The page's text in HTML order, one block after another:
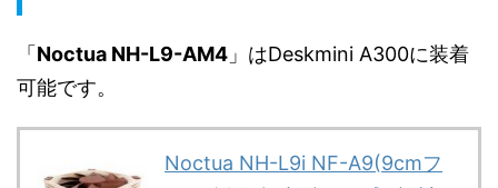
「 Noctua NH-L9-AM4 」はDeskmini A300に装着
可能です。
Noctua NH-L9i NF-A9(9cmフ